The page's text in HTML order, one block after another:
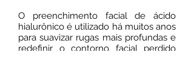
O preenchimento facial de ácido
hialurônico é utilizado há muitos anos
para suavizar rugas mais profundas e
redefinir o contorno facial perdido